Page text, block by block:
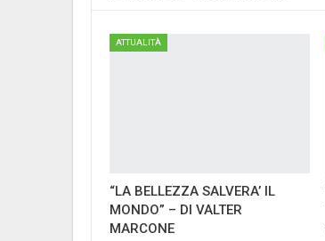
ATTUALITÀ
“LA BELLEZZA SALVERA’ IL
MONDO” – DI VALTER
MARCONE